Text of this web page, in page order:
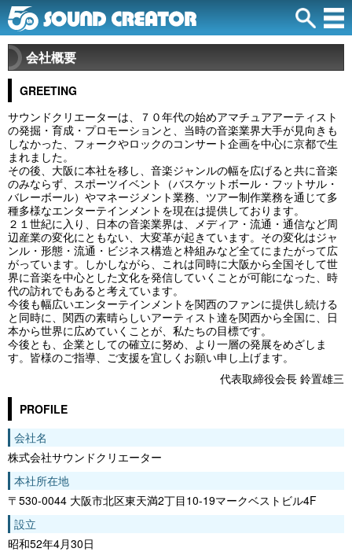
会社概要
GREETING
サウンドクリエーターは、７０年代の始めアマチュアアーティスト
の発掘・育成・プロモーションと、当時の音楽業界大手が見向きも
しなかった、フォークやロックのコンサート企画を中心に京都で生
まれました。
その後、大阪に本社を移し、音楽ジャンルの幅を広げると共に音楽
のみならず、スポーツイベント（バスケットボール・フットサル・
バレーボール）やマネージメント業務、ツアー制作業務を通じて多
種多様なエンターテインメントを現在は提供しております。
２１世紀に入り、日本の音楽業界は、メディア・流通・通信など周
辺産業の変化にともない、大変革が起きています。その変化はジャ
ンル・形態・流通・ビジネス構造と枠組みなど全てにまたがって広
がっています。しかしながら、これは同時に大阪から全国そして世
界に音楽を中心とした文化を発信していくことが可能になった、時
代の訪れでもあると考えています。
今後も幅広いエンターテインメントを関西のファンに提供し続ける
と同時に、関西の素晴らしいアーティスト達を関西から全国に、日
本から世界に広めていくことが、私たちの目標です。
今後とも、企業としての確立に努め、より一層の発展をめざしま
す。皆様のご指導、ご支援を宜しくお願い申し上げます。
代表取締役会長 鈴置雄三
PROFILE
会社名
株式会社サウンドクリエーター
本社所在地
〒530-0044 大阪市北区東天満2丁目10-19マークベストビル4F
設立
昭和52年4月30日